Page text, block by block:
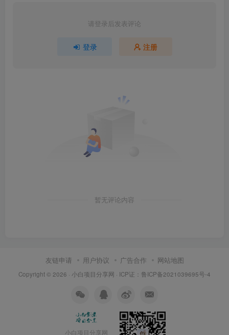
请登录后发表评论
登录 注册
暂无评论内容
友链申请 用户协议 广告合作 网站地图
Copyright © 2026 · 小白项目分享网 · ICP证： 鲁ICP备2021039695号-4
小白项目分享网